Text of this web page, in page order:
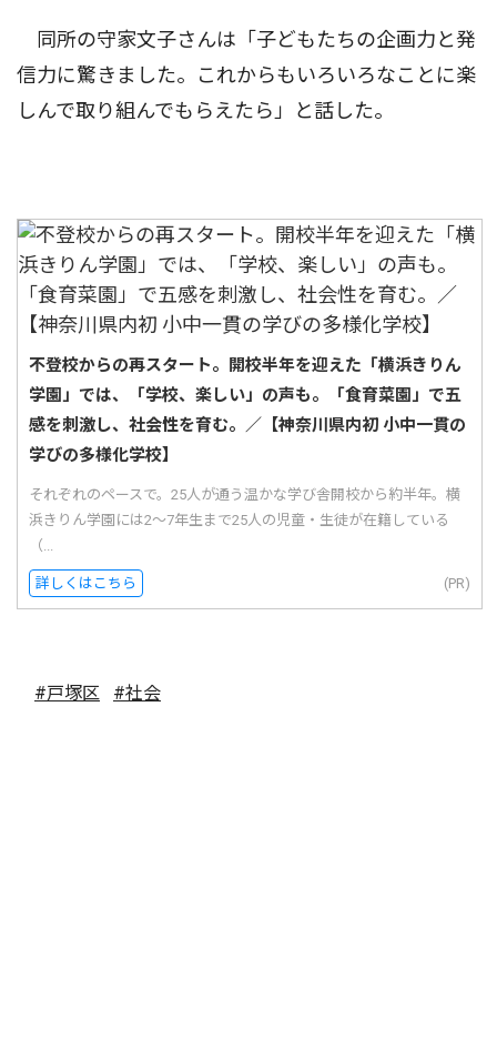
同所の守家文子さんは「子どもたちの企画力と発
信力に驚きました。これからもいろいろなことに楽
しんで取り組んでもらえたら」と話した。
不登校からの再スタート。開校半年を迎えた「横浜きりん
学園」では、「学校、楽しい」の声も。「食育菜園」で五
感を刺激し、社会性を育む。／【神奈川県内初 小中一貫の
学びの多様化学校】
それぞれのペースで。25人が通う温かな学び舎開校から約半年。横
浜きりん学園には2〜7年生まで25人の児童・生徒が在籍している
（...
詳しくはこちら (PR)
#戸塚区 #社会